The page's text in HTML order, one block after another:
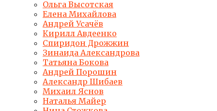
Ольга Высотская
Елена Михайлова
Андрей Усачёв
Кирилл Авдеенко
Спиридон Дрожжин
Зинаида Александрова
Татьяна Бокова
Андрей Порошин
Александр Шибаев
Михаил Яснов
Наталья Майер